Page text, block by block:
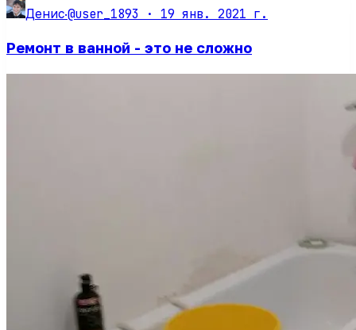
Денис·@user_1893 · 19 янв. 2021 г.
Ремонт в ванной - это не сложно